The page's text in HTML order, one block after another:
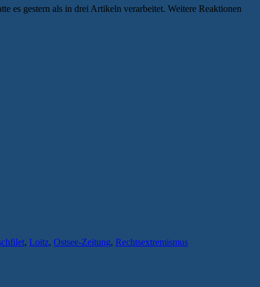
es gestern als in drei Artikeln verarbeitet. Weitere Reaktionen
, Loitz, Ostsee-Zeitung, Rechtsextremismus